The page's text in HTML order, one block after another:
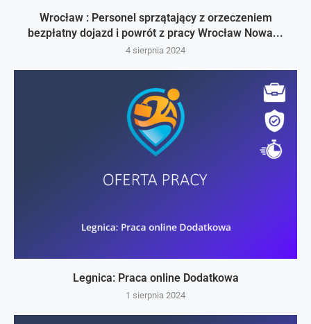
Wrocław : Personel sprzątający z orzeczeniem
bezpłatny dojazd i powrót z pracy Wrocław Nowa...
4 sierpnia 2024
Legnica: Praca online Dodatkowa
1 sierpnia 2024